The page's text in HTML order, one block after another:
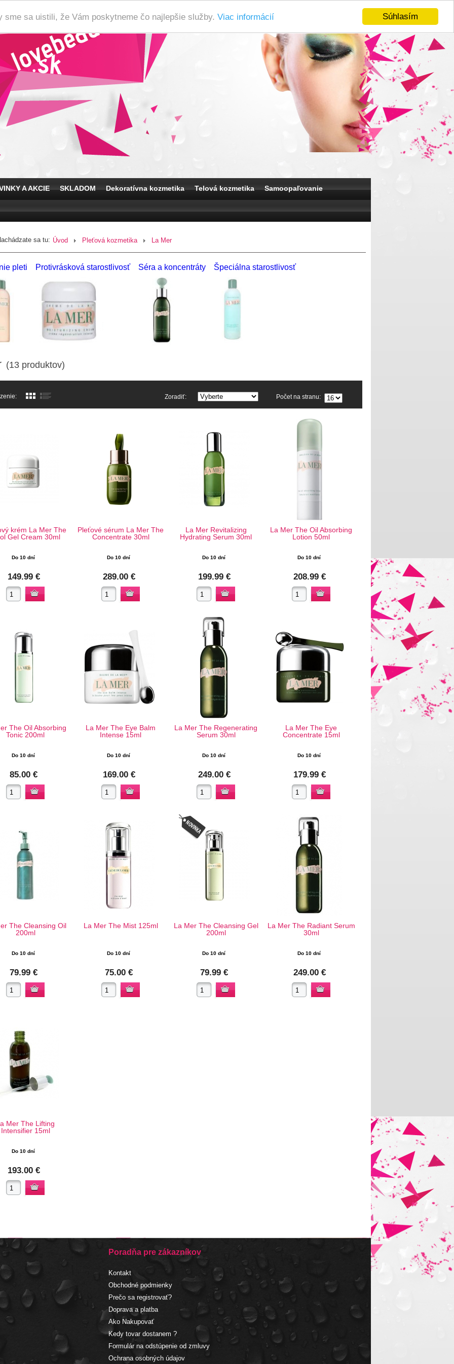
Súhlasím
sa uistili, že Vám poskytneme čo najlepšie služby. Viac informácií
A AKCIE SKLADOM Dekoratívna kozmetika Telová kozmetika Samoopaľovanie
sa tu: Úvod Pleťová kozmetika La Mer
pleti Protivrásková starostlivosť Séra a koncentráty Špeciálna starostlivosť
(13 produktov)
Zoradiť: Počet na stranu:
krém La Mer The
Gel Cream 30ml
Do 10 dní
149.99 €
Pleťové sérum La Mer The
Concentrate 30ml
Do 10 dní
289.00 €
La Mer Revitalizing
Hydrating Serum 30ml
Do 10 dní
199.99 €
La Mer The Oil Absorbing
Lotion 50ml
Do 10 dní
208.99 €
The Oil Absorbing
Tonic 200ml
Do 10 dní
85.00 €
La Mer The Eye Balm
Intense 15ml
Do 10 dní
169.00 €
La Mer The Regenerating
Serum 30ml
Do 10 dní
249.00 €
La Mer The Eye
Concentrate 15ml
Do 10 dní
179.99 €
The Cleansing Oil
200ml
Do 10 dní
79.99 €
La Mer The Mist 125ml
Do 10 dní
75.00 €
La Mer The Cleansing Gel
200ml
Do 10 dní
79.99 €
La Mer The Radiant Serum
30ml
Do 10 dní
249.00 €
Mer The Lifting
Intensifier 15ml
Do 10 dní
193.00 €
Poradňa pre zákazníkov
Kontakt
Obchodné podmienky
Prečo sa registrovať?
Doprava a platba
Ako Nakupovať
Kedy tovar dostanem ?
Formulár na odstúpenie od zmluvy
Ochrana osobných údajov